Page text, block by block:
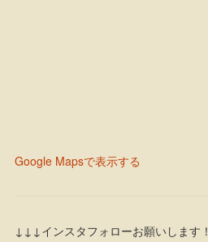
Google Mapsで表示する
↓↓↓インスタフォローお願いします！